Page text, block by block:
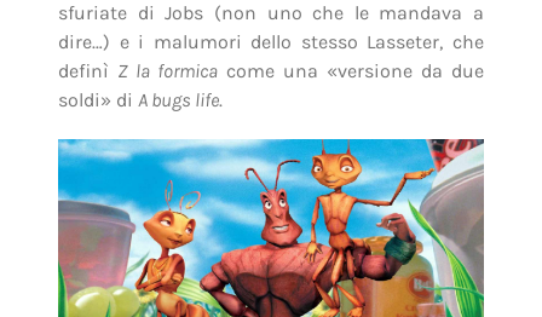
sfuriate di Jobs (non uno che le mandava a
dire…) e i malumori dello stesso Lasseter, che
definì Z la formica come una «versione da due
soldi» di A bugs life.